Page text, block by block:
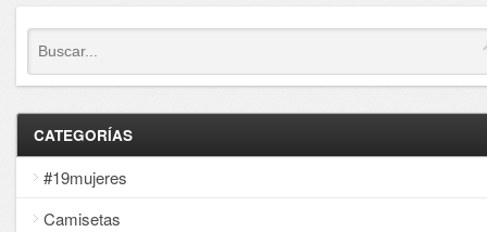
CATEGORÍAS
#19mujeres
Camisetas